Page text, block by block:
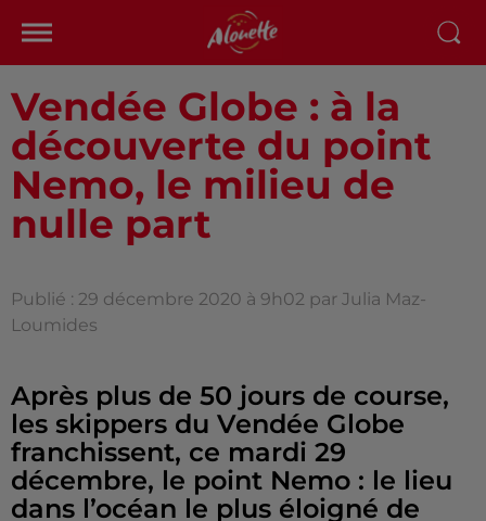
Vendée Globe : à la
découverte du point
Nemo, le milieu de
nulle part
Publié : 29 décembre 2020 à 9h02 par Julia Maz-
Loumides
Après plus de 50 jours de course,
les skippers du Vendée Globe
franchissent, ce mardi 29
décembre, le point Nemo : le lieu
dans l’océan le plus éloigné de